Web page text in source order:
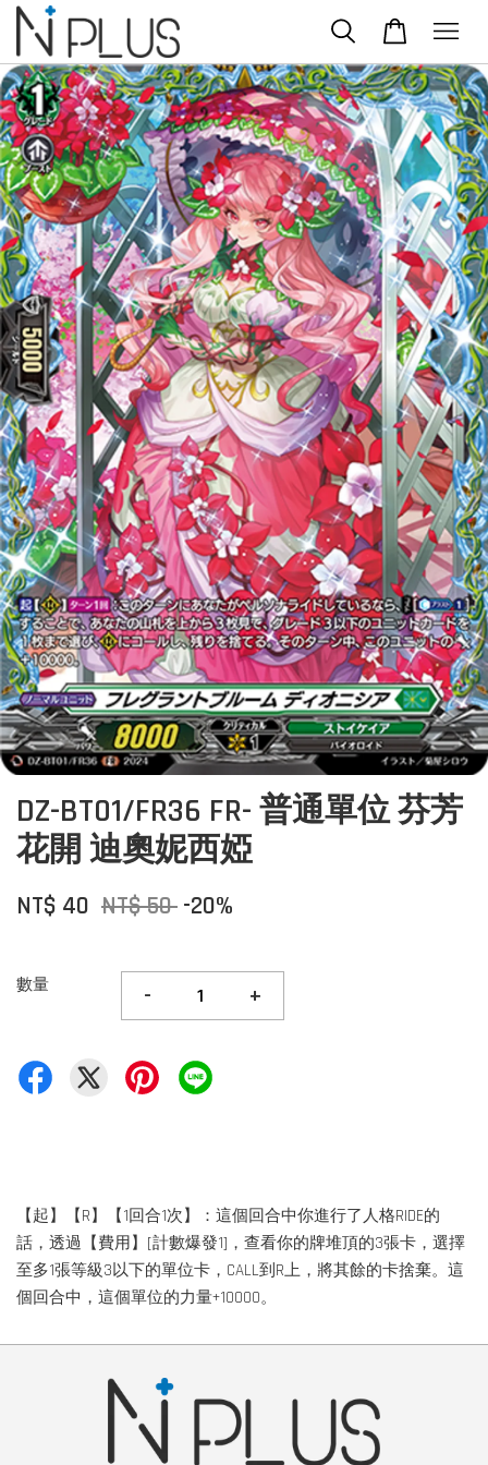
DZ-BT01/FR36 FR- 普通單位 芬芳
花開 迪奧妮西婭
NT$ 40 NT$ 50 -20%
數量 - +
【起】【R】【1回合1次】：這個回合中你進行了人格RIDE的
話，透過【費用】[計數爆發1]，查看你的牌堆頂的3張卡，選擇
至多1張等級3以下的單位卡，CALL到R上，將其餘的卡捨棄。這
個回合中，這個單位的力量+10000。